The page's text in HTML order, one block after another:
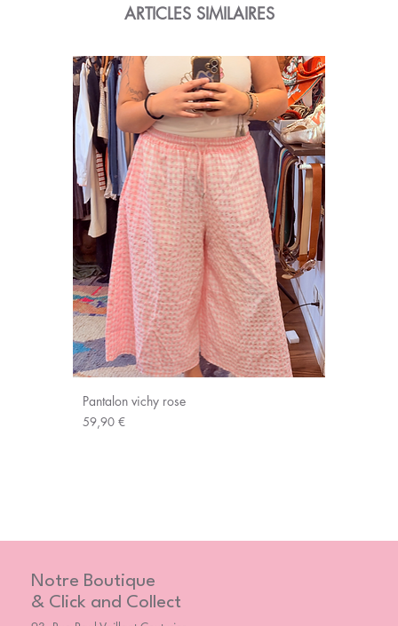
ARTICLES SIMILAIRES
Pantalon vichy rose
Prix
59,90 €
Notre Boutique
& Click and Collect